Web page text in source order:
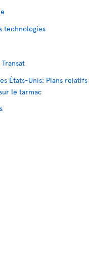
technologies
États-Unis: Plans relatifs
le tarmac